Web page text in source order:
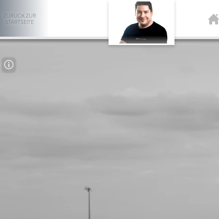
ZURÜCK ZUR
STARTSEITE